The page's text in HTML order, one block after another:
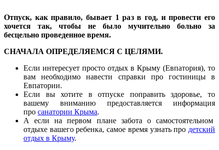
Отпуск, как правило, бывает 1 раз в год, и провести его
хочется так, чтобы не было мучительно больно за
бесцельно проведенное время.
СНАЧАЛА ОПРЕДЕЛЯЕМСЯ С ЦЕЛЯМИ.
Если интересует просто отдых в Крыму (Евпатория), то
вам необходимо навести справки про гостиницы в
Евпатории.
Если вы хотите в отпуске поправить здоровье, то
вашему вниманию предоставляется информация
про санатории Крыма.
А если на первом плане забота о самостоятельном
отдыхе вашего ребенка, самое время узнать про детский
отдых в Крыму.